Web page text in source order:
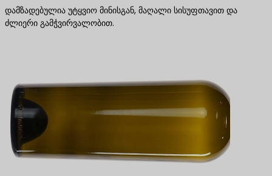
დამზადებულია უტყვიო მინისგან, მაღალი სისუფთავით და
ძლიერი გამჭვირვალობით.